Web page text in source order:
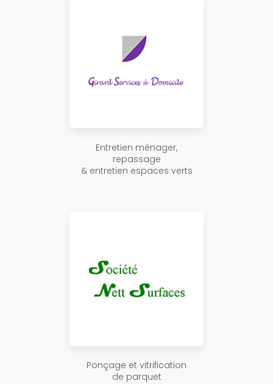
Entretien ménager,
repassage
& entretien espaces verts
Ponçage et vitrification
de parquet